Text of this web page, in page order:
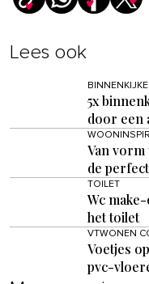
Lees ook
5x
door een
Van vorm
de
TOILET
Wc
het toilet
VTWONEN
Voetjes
pvc-